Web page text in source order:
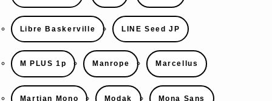
Libre Baskerville LINE Seed JP
M PLUS 1p Manrope Marcellus
Martian Mono Modak Mona Sans